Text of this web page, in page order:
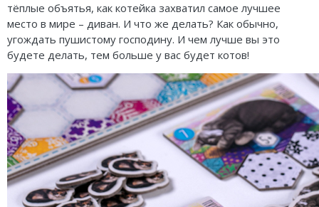
тёплые объятья, как котейка захватил самое лучшее
место в мире – диван. И что же делать? Как обычно,
угождать пушистому господину. И чем лучше вы это
будете делать, тем больше у вас будет котов!
Карточные
Логические
Кооперативные
Стратегические
Приключения
Экономические
Тактические
Серп
О мышах и тайнах
Эволюция
Зельеварение
Стиль Жизни
Crowd Games
Lavka Games
Мертвый сезон
Пиксель Тактикс
Саграда